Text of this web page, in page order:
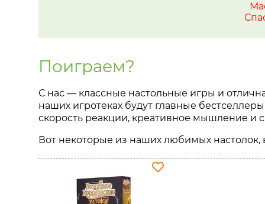
Поиграем?
С нас — классные настольные игры и
наших игротеках будут главные
скорость реакции, креативное мышление и
Вот некоторые из наших любимых настолок,